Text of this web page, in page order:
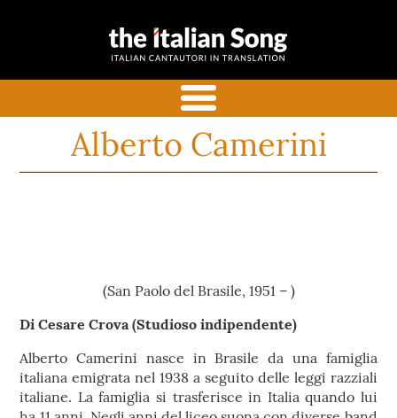
the italian
commentate in inglese
Alberto Camerini
(San Paolo del Brasile, 1951 – )
Di Cesare Crova (Studioso indipendente)
Alberto Camerini nasce in Brasile da una famiglia
italiana emigrata nel 1938 a seguito delle leggi razziali
italiane. La famiglia si trasferisce in Italia quando lui